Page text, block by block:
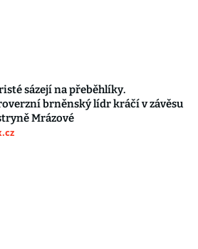
sázejí na přeběhlíky.
brněnský lídr kráčí v závěsu
Mrázové